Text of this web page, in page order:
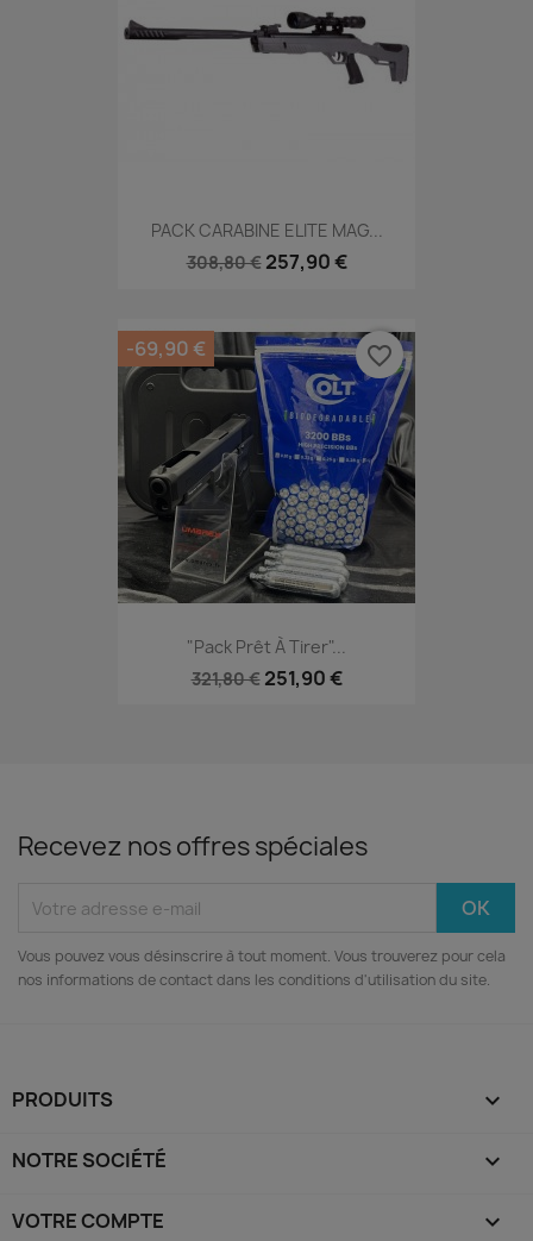
PACK CARABINE ELITE MAG...
308,80 € 257,90 €
"Pack Prêt À Tirer"...
321,80 € 251,90 €
-69,90 € favorite_border
Recevez nos offres spéciales
Vous pouvez vous désinscrire à tout moment. Vous trouverez pour cela
nos informations de contact dans les conditions d'utilisation du site.
PRODUITS 
NOTRE SOCIÉTÉ 
VOTRE COMPTE 